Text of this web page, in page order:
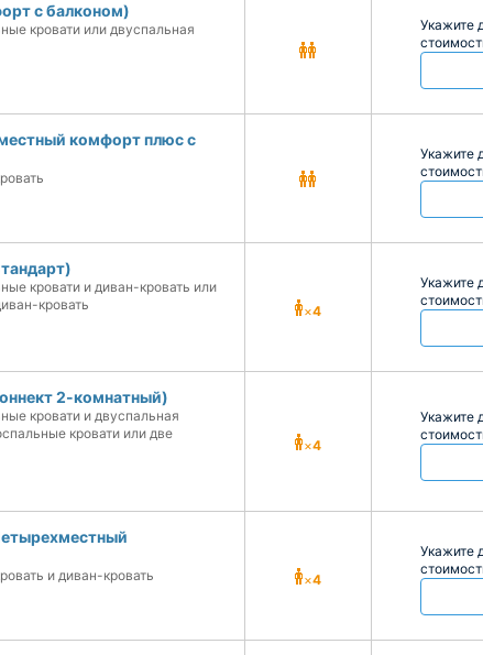
с балконом)
кровати или двуспальная
Укажите
комфорт плюс с
Укажите
кровати и диван-кровать или
кровать
×4
Укажите
2-комнатный)
кровати и двуспальная
кровати или две
×4
Укажите
и диван-кровать
×4
Укажите